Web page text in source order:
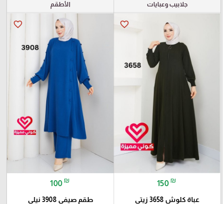
جلابيب وعبايات
favorite_border
150 ₪
عباة كلوش 3658 زيتي
الأطقم
favorite_border
100 ₪
طقم صيفي 3908 نيلي